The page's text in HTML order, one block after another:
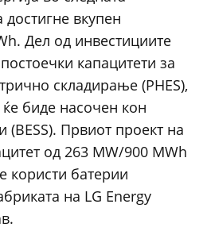
достигне вкупен
Дел од инвестициите
капацитети за
складирање (PHES),
биде насочен кон
(BESS). Првиот проект на
од 263 MW/900 MWh
користи батерии
на LG Energy